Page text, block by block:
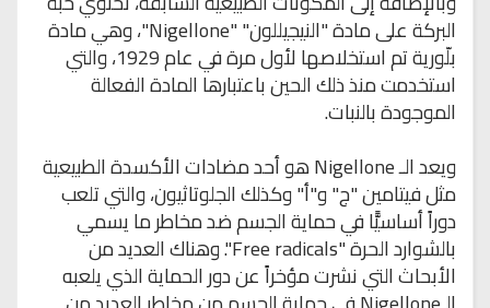
البركة على مادة "النيجيللون" "Nigellone"، وهي مادة
بلّورية تم استخلاصها لأول مرة في عام 1929، والتي
استخدمت منذ ذلك الحين باعتبارها المادة الفعالة
الموجودة بالنبات.
ويعد الـNigelloneهو أحد مضادات الأكسدة الطبيعية
مثل فيتامين "ج" و"أ" وكذلك الجلوتاثيون، والتي تلعب
دوراً أساسيًّا في حماية الجسم ضد مخاطر ما يسمي
بالشوارد الحرة "Free radicals". وهناك العديد من
الأبحاث التي نشرت مؤخراً عن دور الحماية الذي يلعبه